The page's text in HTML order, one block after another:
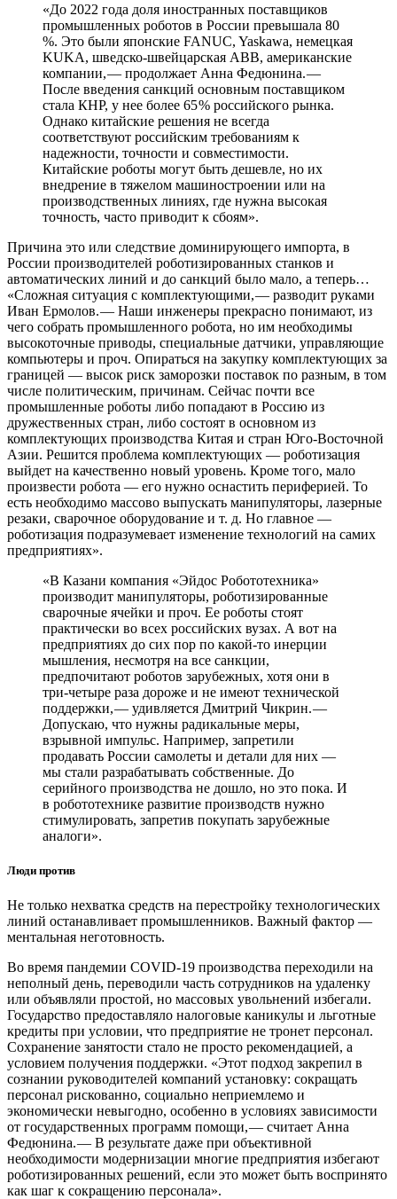
«До 2022 года доля иностранных поставщиков
промышленных роботов в России превышала 80
%. Это были японские FANUC, Yaskawa, немецкая
KUKA, шведско-швейцарская ABB, американские
компании, — ​продолжает Анна Федюнина. — ​
После введения санкций основным поставщиком
стала КНР, у нее более 65 % российского рынка.
Однако китайские решения не всегда
соответствуют российским требованиям к
надежности, точности и совместимости.
Китайские роботы могут быть дешевле, но их
внедрение в тяжелом машиностроении или на
производственных линиях, где нужна высокая
точность, часто приводит к сбоям».
Причина это или следствие доминирующего импорта, в
России производителей роботизированных станков и
автоматических линий и до санкций было мало, а теперь…
«Сложная ситуация с комплектующими, — ​разводит руками
Иван Ермолов. — ​Наши инженеры прекрасно понимают, из
чего собрать промышленного робота, но им необходимы
высокоточные приводы, специальные датчики, управляющие
компьютеры и проч. Опираться на закупку комплектующих за
границей — ​высок риск заморозки поставок по разным, в том
числе политическим, причинам. Сейчас почти все
промышленные роботы либо попадают в Россию из
дружественных стран, либо состоят в основном из
комплектующих производства Китая и стран Юго-Восточной
Азии. Решится проблема комплектующих — ​роботизация
выйдет на качественно новый уровень. Кроме того, мало
произвести робота — ​его нужно оснастить периферией. То
есть необходимо массово выпускать манипуляторы, лазерные
резаки, сварочное оборудование и т. д. Но главное — ​
роботизация подразумевает изменение технологий на самих
предприятиях».
«В Казани компания «Эйдос Робототехника»
производит манипуляторы, роботизированные
сварочные ячейки и проч. Ее роботы стоят
практически во всех российских вузах. А вот на
предприятиях до сих пор по какой-то инерции
мышления, несмотря на все санкции,
предпочитают роботов зарубежных, хотя они в
три-четыре раза дороже и не имеют технической
поддержки, — ​удивляется Дмитрий Чикрин. — ​
Допускаю, что нужны радикальные меры,
взрывной импульс. Например, запретили
продавать России самолеты и детали для них — ​
мы стали разрабатывать собственные. До
серийного производства не дошло, но это пока. И
в робототехнике развитие производств нужно
стимулировать, запретив покупать зарубежные
аналоги».
Люди против
Не только нехватка средств на перестройку технологических
линий останавливает промышленников. Важный фактор — ​
ментальная неготовность.
Во время пандемии CОVID‑19 производства переходили на
неполный день, переводили часть сотрудников на удаленку
или объявляли простой, но массовых увольнений избегали.
Государство предоставляло налоговые каникулы и льготные
кредиты при условии, что предприятие не тронет персонал.
Сохранение занятости стало не просто рекомендацией, а
условием получения поддержки. «Этот подход закрепил в
сознании руководителей компаний установку: сокращать
персонал рискованно, социально неприемлемо и
экономически невыгодно, особенно в условиях зависимости
от государственных программ помощи, — ​считает Анна
Федюнина. — ​В результате даже при объективной
необходимости модернизации многие предприятия избегают
роботизированных решений, если это может быть воспринято
как шаг к сокращению персонала».